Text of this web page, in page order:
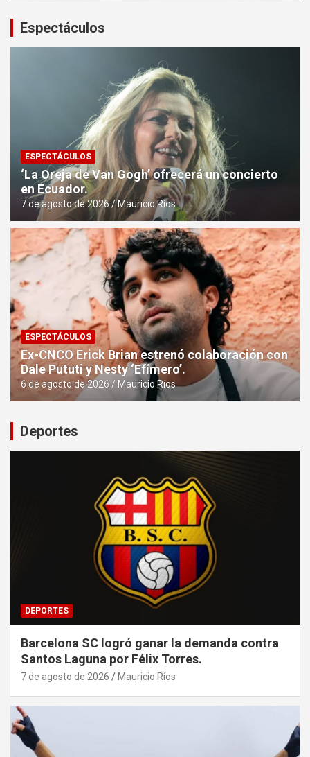
Espectáculos
ESPECTÁCULOS
‘La Oreja de Van Gogh’ ofrecerá un concierto
en Ecuador.
7 de agosto de 2026 Mauricio Ríos
ESPECTÁCULOS
Ex-CNCO Erick Brian estrenó colaboración con
Dale Pututi y Nesty ‘Efímero’.
6 de agosto de 2026 Mauricio Ríos
Deportes
DEPORTES
Barcelona SC logró ganar la demanda contra
Santos Laguna por Félix Torres.
7 de agosto de 2026 Mauricio Ríos